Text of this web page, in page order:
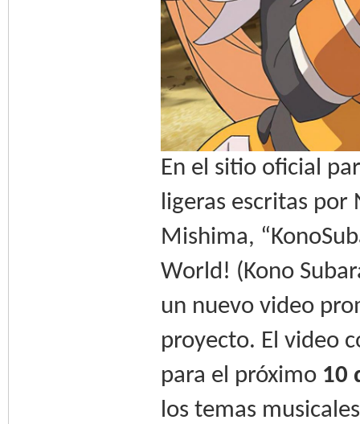
En el sitio oficial
ligeras escritas por
Mishima,
World! (Kono
un nuevo video
proyecto. El video
para el próximo 10
los temas